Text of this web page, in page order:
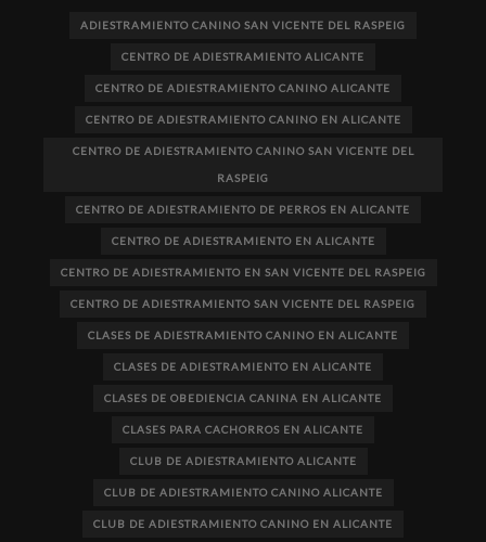
ADIESTRAMIENTO CANINO SAN VICENTE DEL RASPEIG
CENTRO DE ADIESTRAMIENTO ALICANTE
CENTRO DE ADIESTRAMIENTO CANINO ALICANTE
CENTRO DE ADIESTRAMIENTO CANINO EN ALICANTE
CENTRO DE ADIESTRAMIENTO CANINO SAN VICENTE DEL
RASPEIG
CENTRO DE ADIESTRAMIENTO DE PERROS EN ALICANTE
CENTRO DE ADIESTRAMIENTO EN ALICANTE
CENTRO DE ADIESTRAMIENTO EN SAN VICENTE DEL RASPEIG
CENTRO DE ADIESTRAMIENTO SAN VICENTE DEL RASPEIG
CLASES DE ADIESTRAMIENTO CANINO EN ALICANTE
CLASES DE ADIESTRAMIENTO EN ALICANTE
CLASES DE OBEDIENCIA CANINA EN ALICANTE
CLASES PARA CACHORROS EN ALICANTE
CLUB DE ADIESTRAMIENTO ALICANTE
CLUB DE ADIESTRAMIENTO CANINO ALICANTE
CLUB DE ADIESTRAMIENTO CANINO EN ALICANTE